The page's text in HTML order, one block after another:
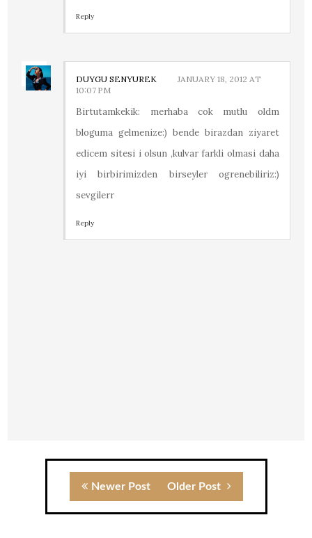
Reply
DUYGU SENYUREK
JANUARY 18, 2012 AT
10:07 PM
Birtutamkekik: merhaba cok mutlu oldm
bloguma gelmenize:) bende birazdan ziyaret
edicem sitesi i olsun ,kulvar farkli olmasi daha
iyi birbirimizden birseyler ogrenebiliriz:)
sevgilerr
Reply
Newer Post Older Post